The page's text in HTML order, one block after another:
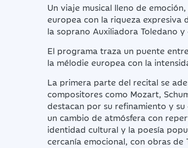
Un viaje musical lleno de
europea con la riqueza
la soprano Auxiliadora Toledano
El programa traza un puente
la mélodie europea con la
La primera parte del recital se
compositores como Mozart,
destacan por su refinamiento y
un cambio de atmósfera con
identidad cultural y la poesía
cercanía emocional, con obras de